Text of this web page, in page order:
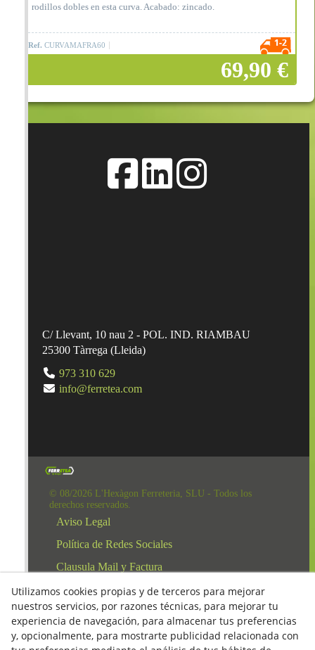
rodillos dobles en esta curva. Acabado: zincado.
Ref. CURVAMAFRA60
69,90 €
Añadir a la cesta
C/ Llevant, 10 nau 2 - POL. IND. RIAMBAU
25300 Tàrrega (Lleida)
973 310 629
info@ferretea.com
© 08/2026 L'Hexàgon Ferreteria, SLU - Todos los
derechos reservados.
Aviso Legal
Política de Redes Sociales
Clausula Mail y Factura
Condiciones de compra
Derecho de desestimiento
Política de Privacidad
Utilizamos cookies propias y de terceros para mejorar
nuestros servicios, por razones técnicas, para mejorar tu
experiencia de navegación, para almacenar tus preferencias
y, opcionalmente, para mostrarte publicidad relacionada con